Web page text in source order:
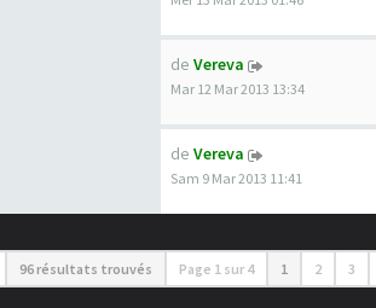
de Vereva
Mar 12 Mar 2013 13:34
de Vereva
Sam 9 Mar 2013 11:41
96 résultats trouvés Page 1 sur 4 1 2 3